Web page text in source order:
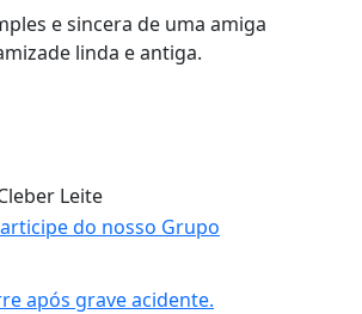
e sincera de uma amiga
linda e antiga.
Leite